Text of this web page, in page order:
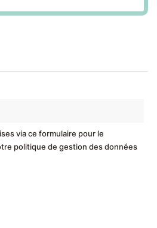
via ce formulaire pour le
politique de gestion des données